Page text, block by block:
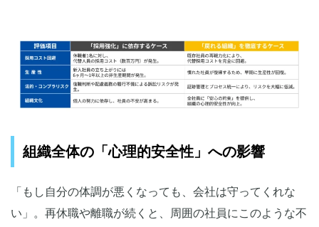
組織全体の「心理的安全性」への影響
「もし自分の体調が悪くなっても、会社は守ってくれな
い」。再休職や離職が続くと、周囲の社員にこのような不